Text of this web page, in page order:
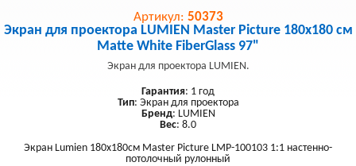
Артикул: 50373
Экран для проектора LUMIEN Master Picture 180х180 см
Matte White FiberGlass 97"
Экран для проектора LUMIEN.
Гарантия: 1 год
Тип: Экран для проектора
Бренд: LUMIEN
Вес: 8.0
Экран Lumien 180x180см Master Picture LMP-100103 1:1 настенно-
потолочный рулонный